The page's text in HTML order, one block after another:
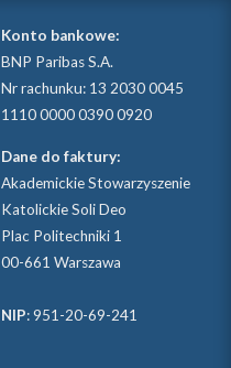
Konto bankowe:
BNP Paribas S.A.
Nr rachunku: 13 2030 0045
1110 0000 0390 0920
Dane do faktury:
Akademickie Stowarzyszenie
Katolickie Soli Deo
Plac Politechniki 1
00-661 Warszawa
NIP: 951-20-69-241